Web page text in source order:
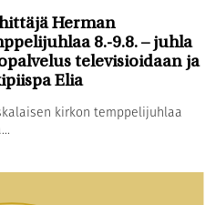
Herman
8.-9.8. – juhla
televisioidaan ja
Elia
kirkon temppelijuhlaa